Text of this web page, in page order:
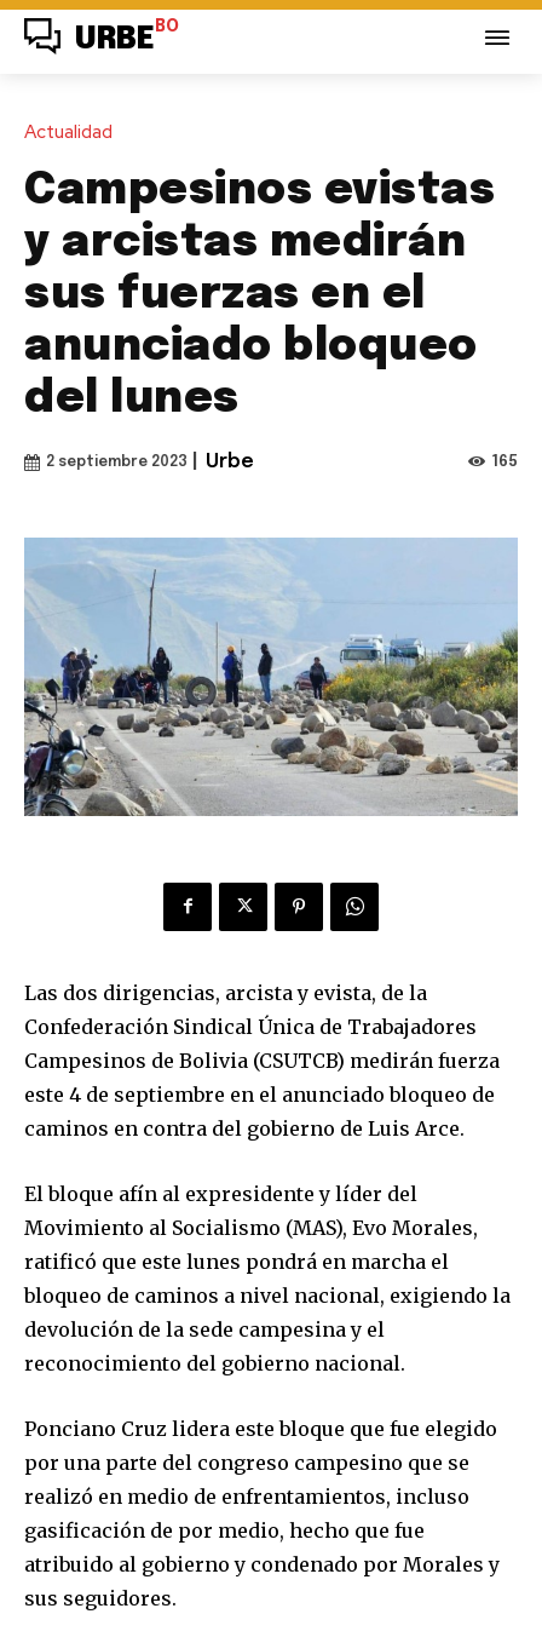
URBE BO
Actualidad
Campesinos evistas
y arcistas medirán
sus fuerzas en el
anunciado bloqueo
del lunes
2 septiembre 2023 Urbe 165
Las dos dirigencias, arcista y evista, de la
Confederación Sindical Única de Trabajadores
Campesinos de Bolivia (CSUTCB) medirán fuerza
este 4 de septiembre en el anunciado bloqueo de
caminos en contra del gobierno de Luis Arce.
El bloque afín al expresidente y líder del
Movimiento al Socialismo (MAS), Evo Morales,
ratificó que este lunes pondrá en marcha el
bloqueo de caminos a nivel nacional, exigiendo la
devolución de la sede campesina y el
reconocimiento del gobierno nacional.
Ponciano Cruz lidera este bloque que fue elegido
por una parte del congreso campesino que se
realizó en medio de enfrentamientos, incluso
gasificación de por medio, hecho que fue
atribuido al gobierno y condenado por Morales y
sus seguidores.